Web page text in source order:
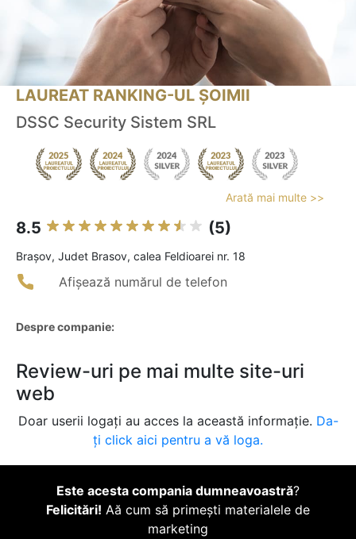
LAUREAT RANKING-UL ȘOIMII
DSSC Security Sistem SRL
Arată mai multe >>
8.5 (5)
Braşov, Judet Brasov, calea Feldioarei nr. 18
Afișează numărul de telefon
Despre companie:
Review-uri pe mai multe site-uri
web
Doar userii logați au acces la această informație. Da-
ți click aici pentru a vă loga.
Este acesta compania dumneavoastră?
Felicitări! Aă cum să primești materialele de
marketing